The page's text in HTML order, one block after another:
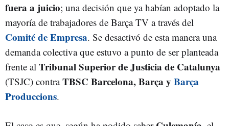
fuera a juicio; una decisión que ya habían adoptado la
mayoría de trabajadores de Barça TV a través del
Comité de Empresa. Se desactivó de esta manera una
demanda colectiva que estuvo a punto de ser planteada
frente al Tribunal Superior de Justicia de Catalunya
(TSJC) contraTBSC Barcelona, Barça y Barça
Produccions.